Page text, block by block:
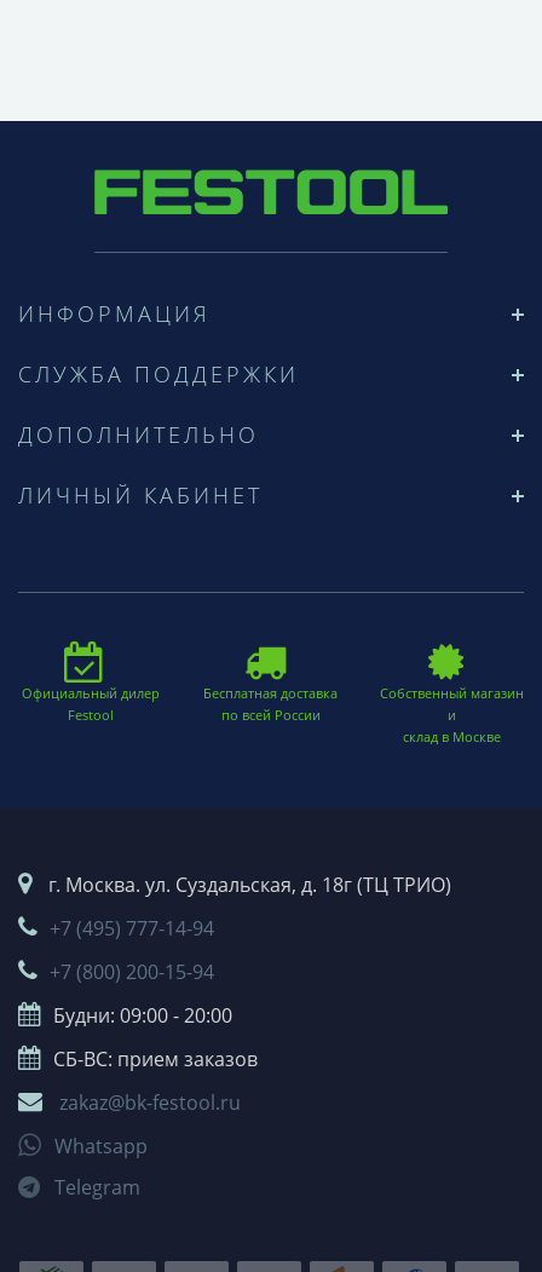
ИНФОРМАЦИЯ
СЛУЖБА ПОДДЕРЖКИ
ДОПОЛНИТЕЛЬНО
ЛИЧНЫЙ КАБИНЕТ
Официальный дилер
Festool
Бесплатная доставка
по всей России
Собственный магазин
и
склад в Москве
г. Москва. ул. Суздальская, д. 18г (ТЦ ТРИО)
+7 (495) 777-14-94
+7 (800) 200-15-94
Будни: 09:00 - 20:00
СБ-ВС: прием заказов
zakaz@bk-festool.ru
Whatsapp
Telegram